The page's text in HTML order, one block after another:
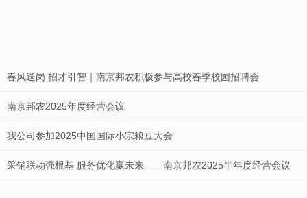
春风送岗 招才引智｜南京邦农积极参与高校春季校园招聘会
南京邦农2025年度经营会议
我公司参加2025中国国际小宗粮豆大会
采销联动强根基 服务优化赢未来——南京邦农2025半年度经营会议